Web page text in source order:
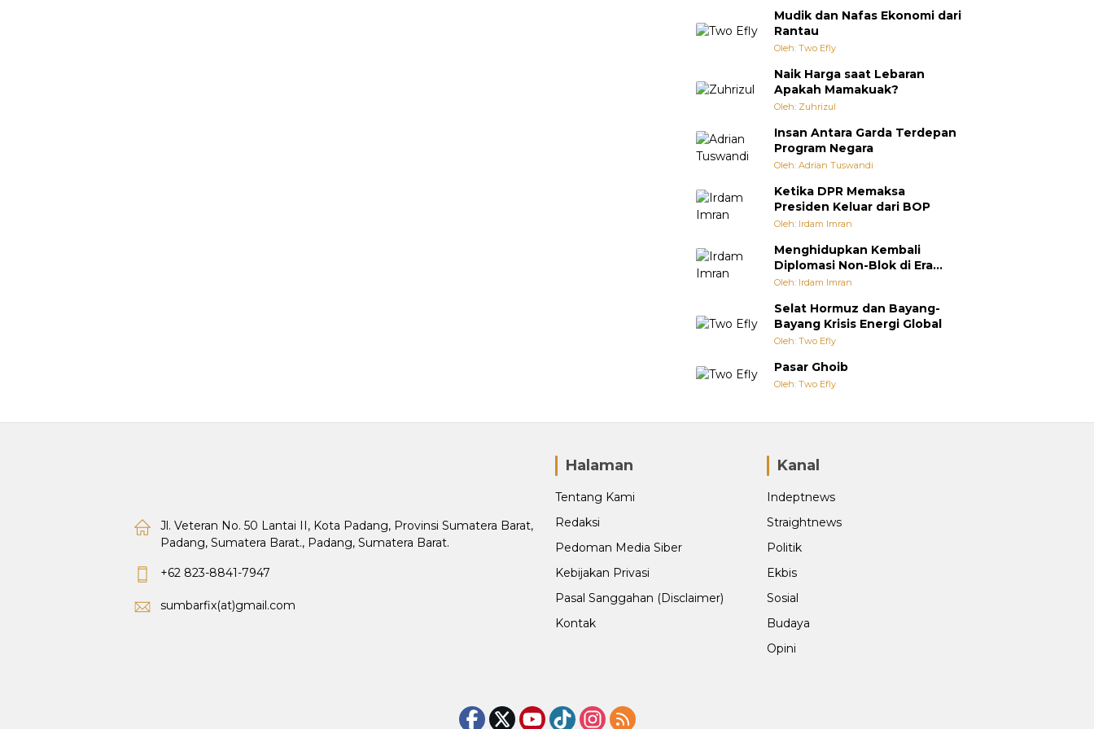
Mudik dan Nafas Ekonomi dari
Rantau
Oleh: Two Efly
Naik Harga saat Lebaran
Apakah Mamakuak?
Oleh: Zuhrizul
Insan Antara Garda Terdepan
Program Negara
Oleh: Adrian Tuswandi
Ketika DPR Memaksa
Presiden Keluar dari BOP
Oleh: Irdam Imran
Menghidupkan Kembali
Diplomasi Non-Blok di Era
Multipolar
Oleh: Irdam Imran
Selat Hormuz dan Bayang-
Bayang Krisis Energi Global
Oleh: Two Efly
Pasar Ghoib
Oleh: Two Efly
Jl. Veteran No. 50 Lantai II, Kota Padang, Provinsi Sumatera Barat,
Padang, Sumatera Barat., Padang, Sumatera Barat.
+62 823-8841-7947
sumbarfix(at)gmail.com
Halaman
Tentang Kami
Redaksi
Pedoman Media Siber
Kebijakan Privasi
Pasal Sanggahan (Disclaimer)
Kontak
Kanal
Indeptnews
Straightnews
Politik
Ekbis
Sosial
Budaya
Opini